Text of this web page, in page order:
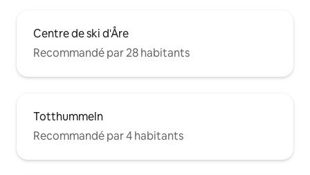
Centre de ski d'Åre
Recommandé par 28 habitants
Totthummeln
Recommandé par 4 habitants